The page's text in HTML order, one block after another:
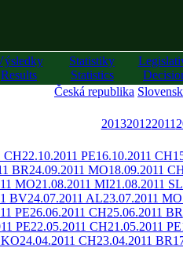
Results
Statistiky
Statistics
Česká republika
201320122011
CH22.10.2011 PE16.10.2011 CH
BR24.09.2011 MO18.09.2011
MO21.08.2011 MI21.08.2011 SL
BV24.07.2011 AL23.07.2011 MO
PE26.06.2011 CH25.06.2011 BR
PE22.05.2011 CH21.05.2011 PE
KO24.04.2011 CH23.04.2011 BR